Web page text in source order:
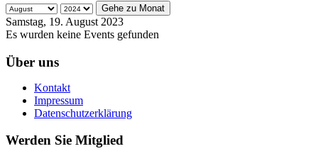
Gehe zu Monat
Samstag, 19. August 2023
Es wurden keine Events gefunden
Über uns
Kontakt
Impressum
Datenschutzerklärung
Werden Sie Mitglied